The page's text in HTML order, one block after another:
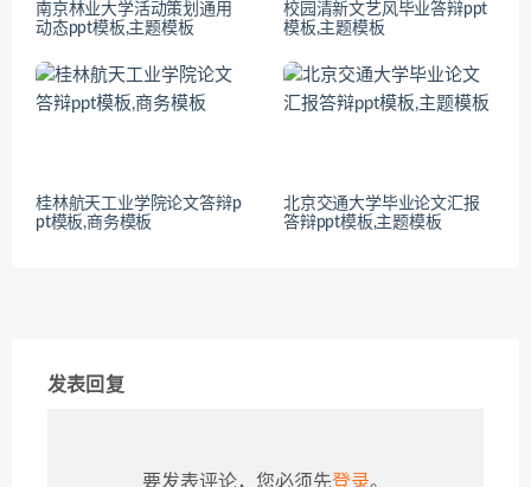
南京林业大学活动策划通用
动态ppt模板,主题模板
校园清新文艺风毕业答辩ppt
模板,主题模板
桂林航天工业学院论文答辩p
pt模板,商务模板
北京交通大学毕业论文汇报
答辩ppt模板,主题模板
发表回复
要发表评论，您必须先登录。